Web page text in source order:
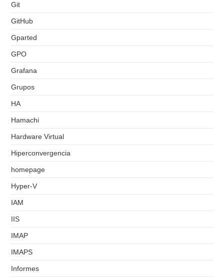
Git
GitHub
Gparted
GPO
Grafana
Grupos
HA
Hamachi
Hardware Virtual
Hiperconvergencia
homepage
Hyper-V
IAM
IIS
IMAP
IMAPS
Informes